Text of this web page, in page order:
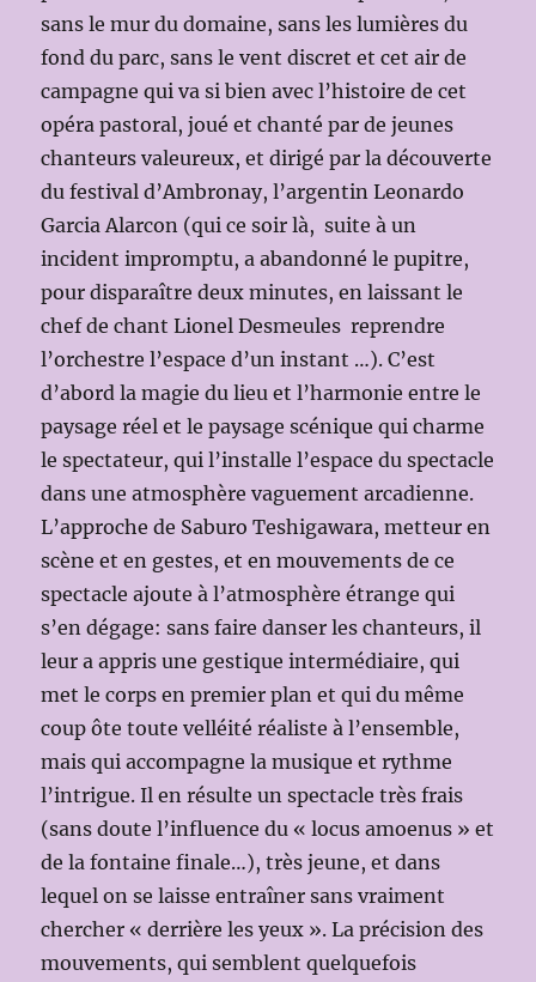
sans le mur du domaine, sans les lumières du
fond du parc, sans le vent discret et cet air de
campagne qui va si bien avec l’histoire de cet
opéra pastoral, joué et chanté par de jeunes
chanteurs valeureux, et dirigé par la découverte
du festival d’Ambronay, l’argentin Leonardo
Garcia Alarcon (qui ce soir là, suite à un
incident impromptu, a abandonné le pupitre,
pour disparaître deux minutes, en laissant le
chef de chant Lionel Desmeules reprendre
l’orchestre l’espace d’un instant …). C’est
d’abord la magie du lieu et l’harmonie entre le
paysage réel et le paysage scénique qui charme
le spectateur, qui l’installe l’espace du spectacle
dans une atmosphère vaguement arcadienne.
L’approche de Saburo Teshigawara, metteur en
scène et en gestes, et en mouvements de ce
spectacle ajoute à l’atmosphère étrange qui
s’en dégage: sans faire danser les chanteurs, il
leur a appris une gestique intermédiaire, qui
met le corps en premier plan et qui du même
coup ôte toute velléité réaliste à l’ensemble,
mais qui accompagne la musique et rythme
l’intrigue. Il en résulte un spectacle très frais
(sans doute l’influence du « locus amoenus » et
de la fontaine finale…), très jeune, et dans
lequel on se laisse entraîner sans vraiment
chercher « derrière les yeux ». La précision des
mouvements, qui semblent quelquefois